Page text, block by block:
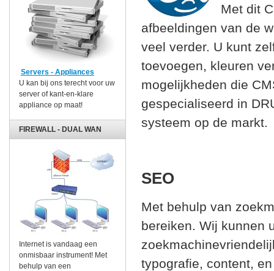
Met dit
afbeeldingen van de
veel verder. U kunt
toevoegen, kleuren
mogelijkheden die
gespecialiseerd in
systeem op de markt.
SEO
Met behulp van
bereiken. Wij kunnen
typografie, content,
Servers - Appliances
U kan bij ons terecht voor uw
server of kant-en-klare
appliance op maat!
FIREWALL - DUAL WAN
Internet is vandaag een
onmisbaar instrument! Met
behulp van een